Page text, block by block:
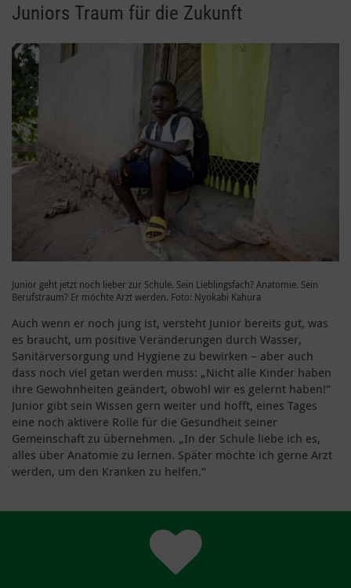
Juniors Traum für die Zukunft
Junior geht jetzt noch lieber zur Schule. Sein Lieblingsfach? Anatomie. Sein
Berufstraum? Er möchte Arzt werden. Foto: Nyokabi Kahura
Auch wenn er noch jung ist, versteht Junior bereits gut, was
es braucht, um positive Veränderungen durch Wasser,
Sanitärversorgung und Hygiene zu bewirken – aber auch
dass noch viel getan werden muss: „Nicht alle Kinder haben
ihre Gewohnheiten geändert, obwohl wir es gelernt haben!“
Junior gibt sein Wissen gern weiter und hofft, eines Tages
eine noch aktivere Rolle für die Gesundheit seiner
Gemeinschaft zu übernehmen. „In der Schule liebe ich es,
alles über Anatomie zu lernen. Später möchte ich gerne Arzt
werden, um den Kranken zu helfen.“